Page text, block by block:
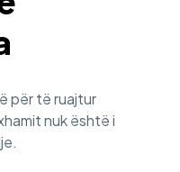
për të ruajtur
nuk është i